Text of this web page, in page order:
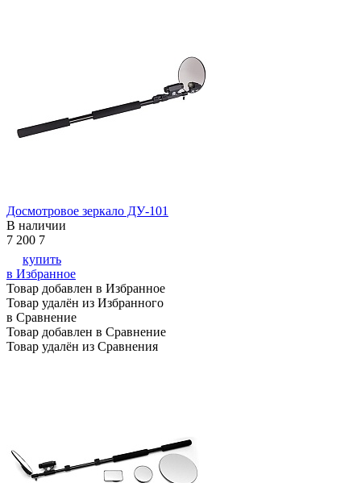
Досмотровое зеркало ДУ-101
В наличии
7 200 7
купить
в Избранное
Товар добавлен в Избранное
Товар удалён из Избранного
в Сравнение
Товар добавлен в Сравнение
Товар удалён из Сравнения